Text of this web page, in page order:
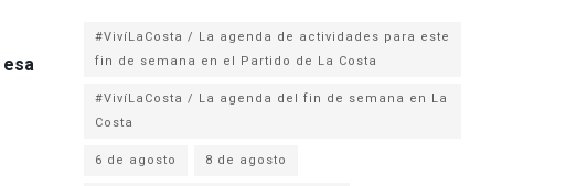
#VivíLaCosta / La agenda de actividades para este
fin de semana en el Partido de La Costa
#VivíLaCosta / La agenda del fin de semana en La
Costa
6 de agosto
8 de agosto